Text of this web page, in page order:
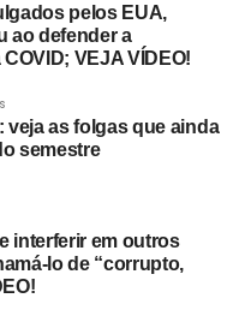
pelos EUA,
ao defender a
VEJA VÍDEO!
veja as folgas que ainda
semestre
interferir em outros
lo de “corrupto,